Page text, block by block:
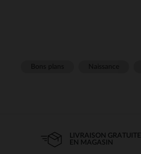
LIVRAISON GRATUITE
EN MAGASIN